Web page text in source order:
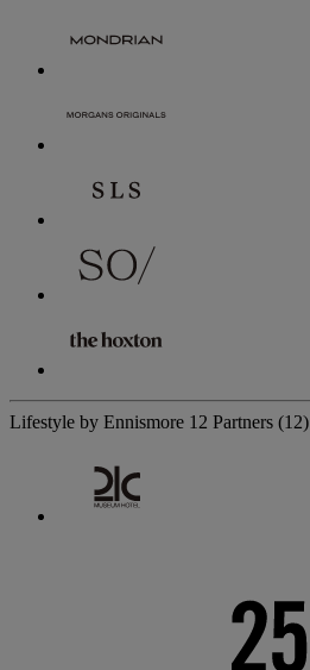
Lifestyle by Ennismore 12 Partners (12)